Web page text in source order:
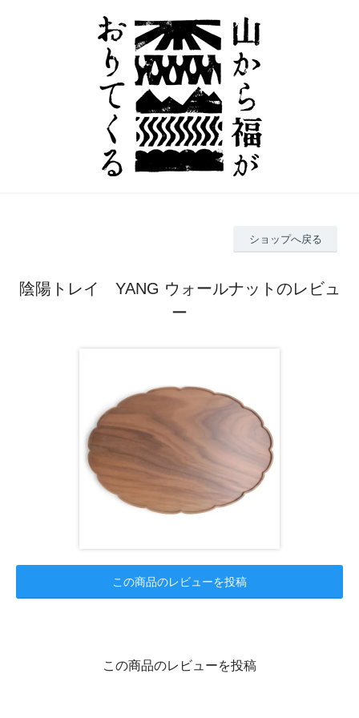
ショップへ戻る
陰陽トレイ YANG ウォールナットのレビュ
ー
この商品のレビューを投稿
この商品のレビューを投稿